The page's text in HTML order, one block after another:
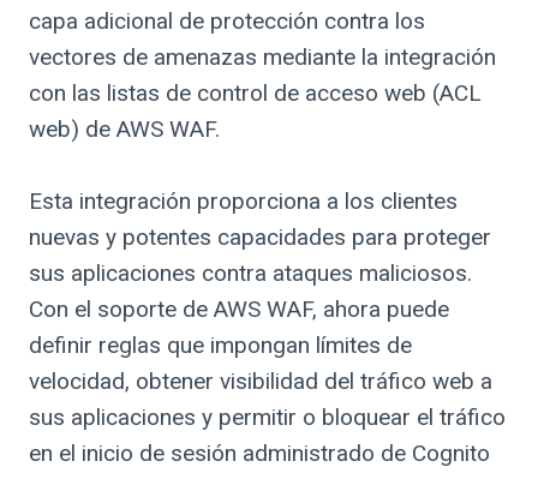
capa adicional de protección contra los
vectores de amenazas mediante la integración
con las listas de control de acceso web (ACL
web) de AWS WAF.
Esta integración proporciona a los clientes
nuevas y potentes capacidades para proteger
sus aplicaciones contra ataques maliciosos.
Con el soporte de AWS WAF, ahora puede
definir reglas que impongan límites de
velocidad, obtener visibilidad del tráfico web a
sus aplicaciones y permitir o bloquear el tráfico
en el inicio de sesión administrado de Cognito